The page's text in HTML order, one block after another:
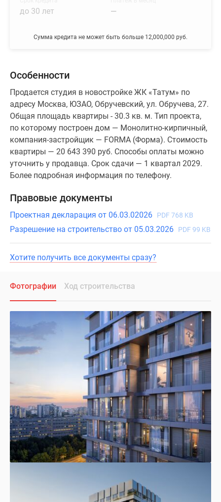
Сумма кредита не может быть больше 12,000,000 руб.
до 30 лет —
Особенности
Продается студия в новостройке ЖК «Татум» по
адресу Москва, ЮЗАО, Обручевский, ул. Обручева, 27.
Общая площадь квартиры - 30.3 кв. м. Тип проекта,
по которому построен дом — Монолитно-кирпичный,
компания-застройщик — FORMA (Форма). Стоимость
квартиры — 20 643 390 руб. Способы оплаты можно
уточнить у продавца. Срок сдачи — 1 квартал 2029.
Более подробная информация по телефону.
Правовые документы
Проектная декларация от 06.03.02026 PDF 768 KB
Разрешение на строительство от 05.03.2026 PDF 99 KB
Хотите получить все документы сразу?
Фотографии Ход строительства